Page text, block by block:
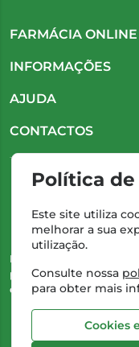
FARMÁCIA ONLINE
INFORMAÇÕES
AJUDA
CONTACTOS
Esta farmácia
pelo INFARMED para
de saúde ao domicílio e
Política
Este site utiliza
melhorar a sua
utilização.
Consulte nossa
para obter mais
Cookies